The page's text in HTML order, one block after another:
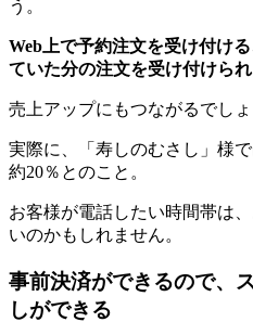
う。
Web上で予約注文を受け付け
ていた分の注文を受け付けら
売上アップにもつながるでしょ
実際に、「寿しのむさし」様
約20％とのこと。
お客様が電話したい時間帯は
いのかもしれません。
事前決済ができるので、
しができる